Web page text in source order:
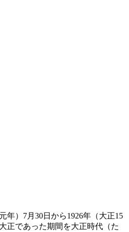
年）7月30日から1926年（大正15
正であった期間を大正時代（た